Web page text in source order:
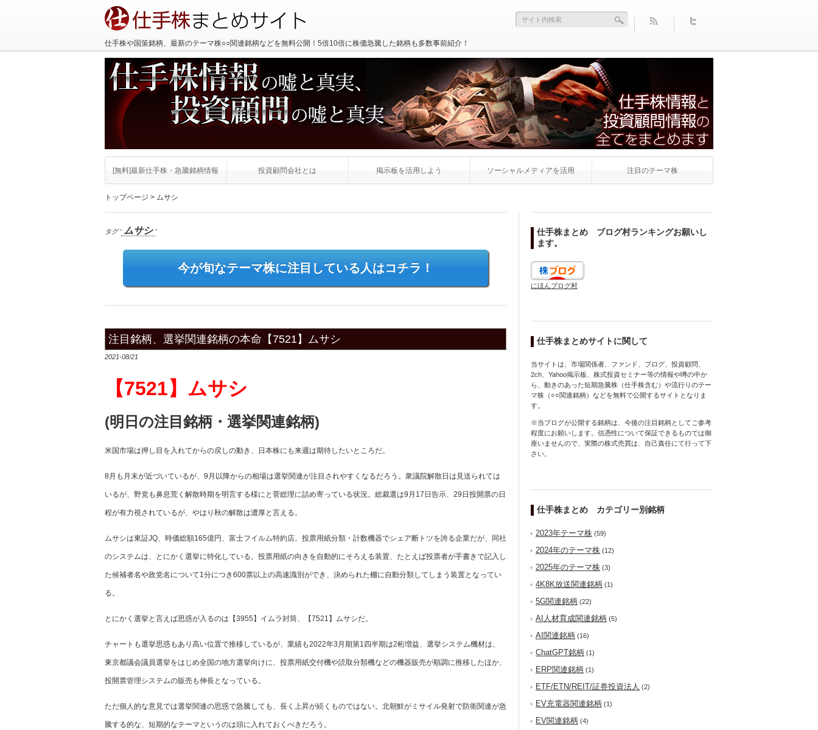
仕手株や国策銘柄、最新のテーマ株○○関連銘柄などを無料公開！5倍10倍に株価急騰した銘柄も多数事前紹介！
[無料]最新仕手株・急騰銘柄情報 投資顧問会社とは 掲示板を活用しよう ソーシャルメディアを活用 注目のテーマ株
トップページ > ムサシ
タグ ‘ムサシ ’
今が旬なテーマ株に注目している人はコチラ！
注目銘柄、選挙関連銘柄の本命【7521】ムサシ
2021-08/21
【7521】ムサシ
(明日の注目銘柄・選挙関連銘柄)
米国市場は押し目を入れてからの戻しの動き、日本株にも来週は期待したいところだ。
8月も月末が近づいているが、9月以降からの相場は選挙関連が注目されやすくなるだろう。衆議院解散日は見送られては
いるが、野党も鼻息荒く解散時期を明言する様にと菅総理に詰め寄っている状況。総裁選は9月17日告示、29日投開票の日
程が有力視されているが、やはり秋の解散は濃厚と言える。
ムサシは東証JQ、時価総額165億円、富士フイルム特約店。投票用紙分類・計数機器でシェア断トツを誇る企業だが、同社
のシステムは、とにかく選挙に特化している。投票用紙の向きを自動的にそろえる装置、たとえば投票者が手書きで記入し
た候補者名や政党名について1分につき600票以上の高速識別ができ、決められた棚に自動分類してしまう装置となってい
る。
とにかく選挙と言えば思惑が入るのは【3955】イムラ封筒、【7521】ムサシだ。
チャートも選挙思惑もあり高い位置で推移しているが、業績も2022年3月期第1四半期は2桁増益、選挙システム機材は、
東京都議会議員選挙をはじめ全国の地方選挙向けに、投票用紙交付機や読取分類機などの機器販売が順調に推移したほか、
投開票管理システムの販売も伸長となっている。
ただ個人的な意見では選挙関連の思惑で急騰しても、長く上昇が続くものではない。北朝鮮がミサイル発射で防衛関連が急
騰する的な、短期的なテーマというのは頭に入れておくべきだろう。
仕手株まとめ ブログ村ランキングお願いし
ます。
にほんブログ村
仕手株まとめサイトに関して
当サイトは、市場関係者、ファンド、ブログ、投資顧問、
2ch、Yahoo掲示板、株式投資セミナー等の情報や噂の中か
ら、動きのあった短期急騰株（仕手株含む）や流行りのテー
マ株（○○関連銘柄）などを無料で公開するサイトとなりま
す。
※当ブログが公開する銘柄は、今後の注目銘柄としてご参考
程度にお願いします。信憑性について保証できるものでは御
座いませんので、実際の株式売買は、自己責任にて行って下
さい。
仕手株まとめ カテゴリー別銘柄
2023年テーマ株 (59)
2024年のテーマ株 (12)
2025年のテーマ株 (3)
4K8K放送関連銘柄 (1)
5G関連銘柄 (22)
AI人材育成関連銘柄 (5)
AI関連銘柄 (16)
ChatGPT銘柄 (1)
ERP関連銘柄 (1)
ETF/ETN/REIT/証券投資法人 (2)
EV充電器関連銘柄 (1)
EV関連銘柄 (4)